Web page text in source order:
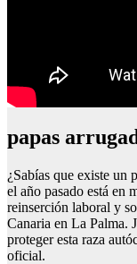
papas
¿Sabías que existe un
el año pasado está en
reinserción laboral y
Canaria en La Palma.
proteger esta raza
oficial.